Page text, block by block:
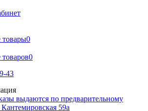
43
выдаются по предварительному
Кантемировская 59а